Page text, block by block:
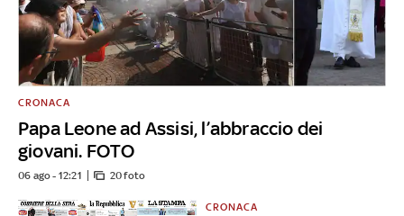
Papa Leone ad Assisi, l’abbraccio dei
giovani. FOTO
CRONACA
06 ago - 12:21 20 foto
CRONACA